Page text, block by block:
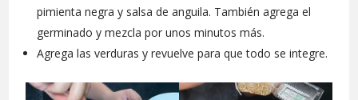
pimienta negra y salsa de anguila. También agrega el
germinado y mezcla por unos minutos más.
Agrega las verduras y revuelve para que todo se integre.